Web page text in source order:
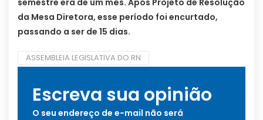
da Mesa Diretora, esse período foi encurtado,
passando a ser de 15 dias.
ASSEMBLEIA LEGISLATIVA DO RN
Escreva sua opinião
O seu endereço de e-mail não será